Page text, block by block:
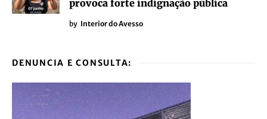
provoca forte indignação pública
by Interior do Avesso
DENUNCIA E CONSULTA: